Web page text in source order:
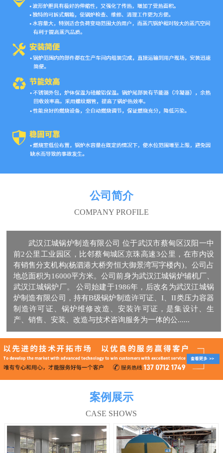
公司简介
COMPANY PROFILE
武汉江城锅炉制造有限公司 位于武汉市蔡甸区汉阳一中
前2公里工业园区，比邻蔡甸城区京珠高速3公里，在市内设
有销售分支机构(杨泗港大桥旁恒大御景湾写字楼内)。公司占
地总面积为16000平方米。公司前身为武汉江城锅炉辅机厂、
武汉江城锅炉厂。 公司始建于1986年，后改名为武汉江城锅
炉制造有限公司，持有B级锅炉制造许可证、I、II类压力容器
制造许可证、锅炉维修改造、安装许可证，是集设计、生
产、销售、安装、改造与技术咨询服务为一体的公......
案例展示
CASE SHOWS